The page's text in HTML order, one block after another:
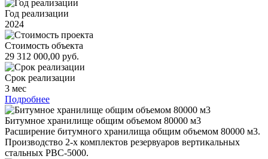
Год реализации
2024
Стоимость объекта
29 312 000,00 руб.
Срок реализации
3 мес
Подробнее
Битумное хранилище общим объемом 80000 м3
Расширение битумного хранилища общим объемом 80000 м3.
Производство 2-х комплектов резервуаров вертикальных
стальных РВС-5000.